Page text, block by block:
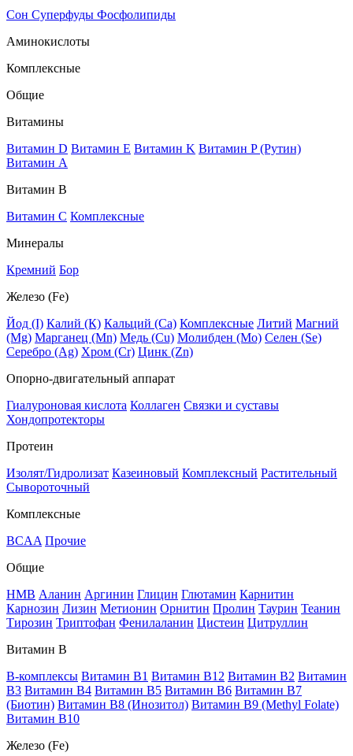
Сон Суперфуды Фосфолипиды
Аминокислоты
Комплексные
Общие
Витамины
Витамин D Витамин E Витамин K Витамин P (Рутин)
Витамин А
Витамин В
Витамин C Комплексные
Минералы
Кремний Бор
Железо (Fe)
Йод (I) Калий (К) Кальций (Са) Комплексные Литий Магний
(Mg) Марганец (Mn) Медь (Сu) Молибден (Мо) Селен (Se)
Серебро (Ag) Хром (Cr) Цинк (Zn)
Опорно-двигательный аппарат
Гиалуроновая кислота Коллаген Связки и суставы
Хондопротекторы
Протеин
Изолят/Гидролизат Казеиновый Комплексный Растительный
Сывороточный
Комплексные
BCAA Прочие
Общие
HMB Аланин Аргинин Глицин Глютамин Карнитин
Карнозин Лизин Метионин Орнитин Пролин Таурин Теанин
Тирозин Триптофан Фенилаланин Цистеин Цитруллин
Витамин В
B-комплексы Витамин B1 Витамин B12 Витамин B2 Витамин
B3 Витамин B4 Витамин B5 Витамин B6 Витамин B7
(Биотин) Витамин B8 (Инозитол) Витамин B9 (Methyl Folate)
Витамин В10
Железо (Fe)